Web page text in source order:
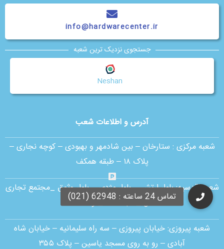
آدرس و اطلاعات شعب
شعبه مرکزی : ستارخان – بین شادمهر و بهبودی – کوچه نجاری –
پلاک ۱۸ – طبقه همکف
شعبه اقدسیه:بلوار ارتش _ بلوار مژدی _ بلوار وثوق _مجتمع تجاری
آمال _ طبقه G1 _ واحد 30
شعبه پیروزی: خیابان پیروزی – سه راه سلیمانیه – خیابان شاه
آبادی – رو به روی مسجد یاسین – پلاک ۳۵۵
info@hardwarecenter.ir
جستجوی نزدیک ترین شعبه
Neshan